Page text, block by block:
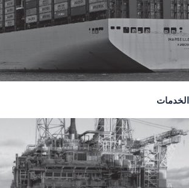
الخدمات